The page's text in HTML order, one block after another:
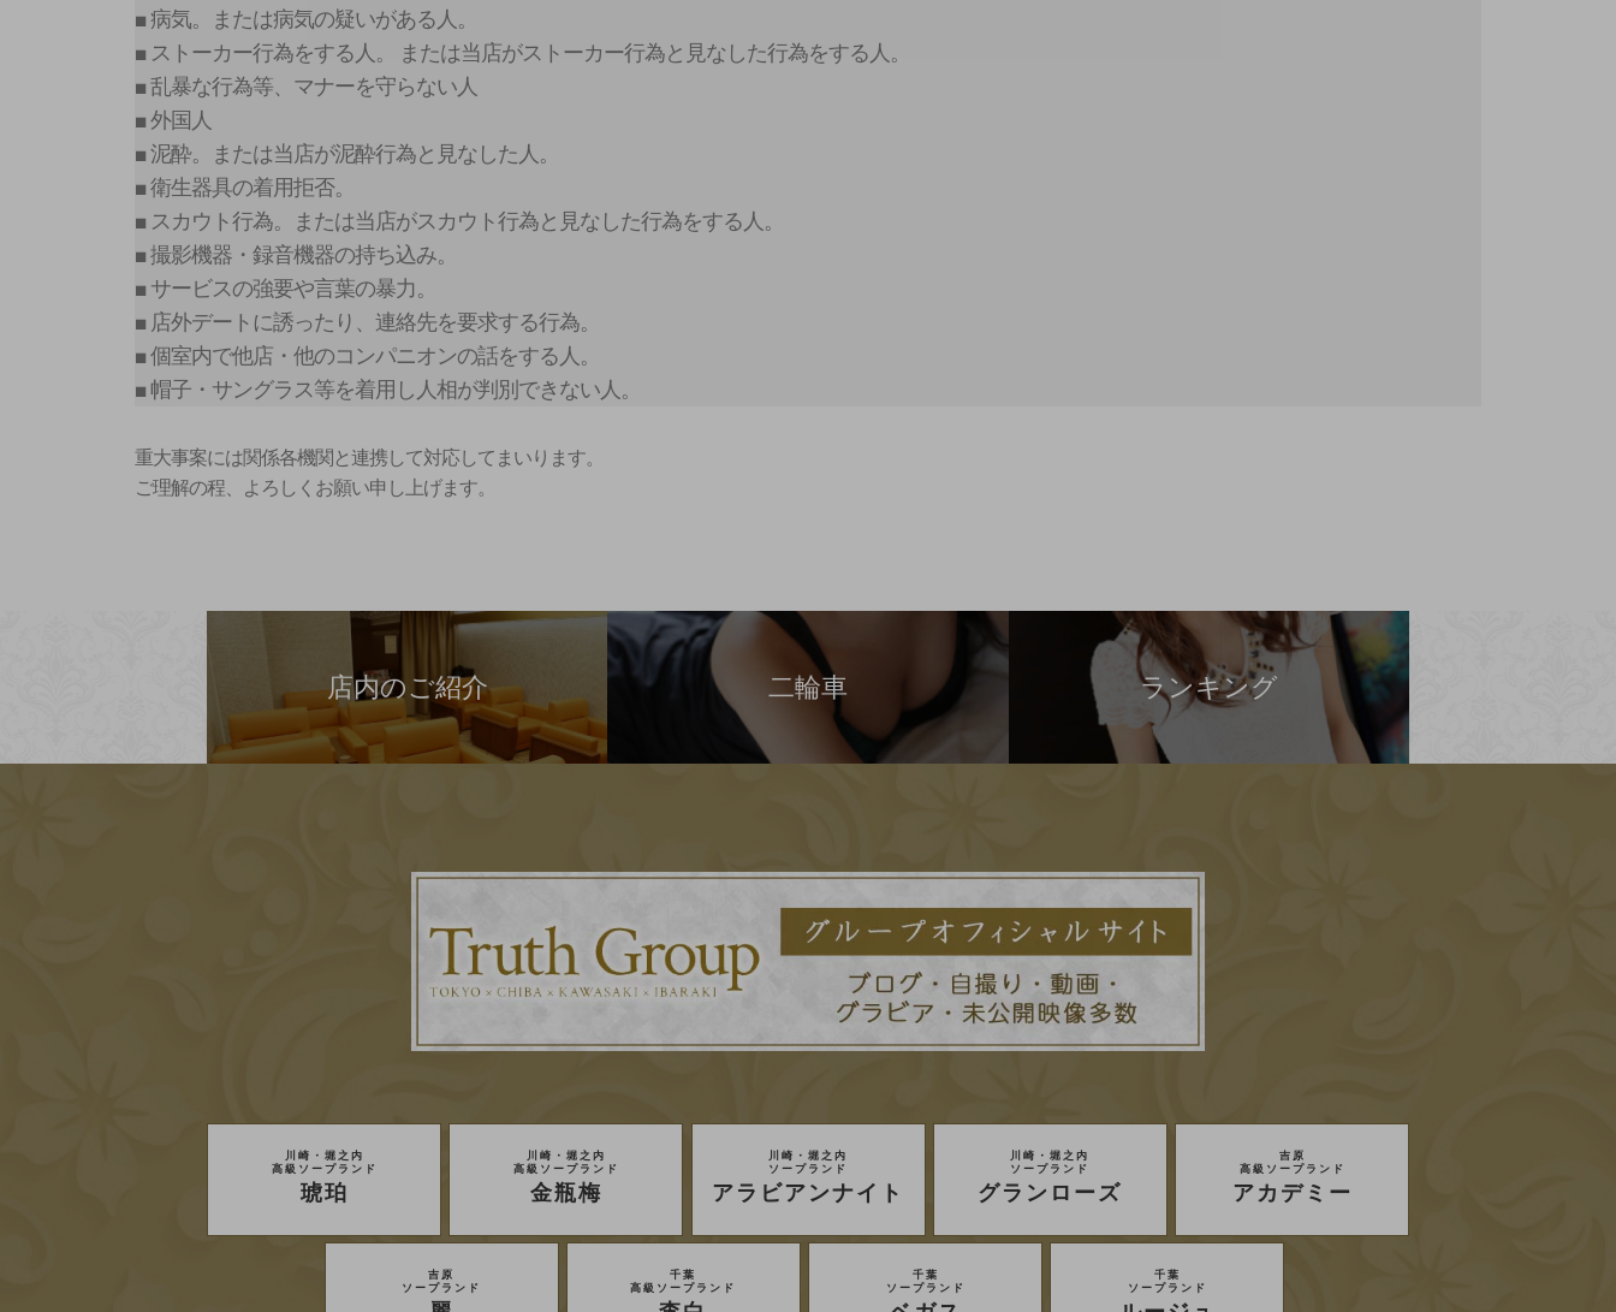
■ 病気。または病気の疑いがある人。
■ ストーカー行為をする人。 または当店がストーカー行為と見なした行為をする人。
■ 乱暴な行為等、マナーを守らない人
■ 外国人
■ 泥酔。または当店が泥酔行為と見なした人。
■ 衛生器具の着用拒否。
■ スカウト行為。または当店がスカウト行為と見なした行為をする人。
■ 撮影機器・録音機器の持ち込み。
■ サービスの強要や言葉の暴力。
■ 店外デートに誘ったり、連絡先を要求する行為。
■ 個室内で他店・他のコンパニオンの話をする人。
■ 帽子・サングラス等を着用し人相が判別できない人。
重大事案には関係各機関と連携して対応してまいります。
ご理解の程、よろしくお願い申し上げます。
店内のご紹介 二輪車 ランキング
川崎・堀之内
高級ソープランド
琥珀
川崎・堀之内
高級ソープランド
金瓶梅
川崎・堀之内
ソープランド
アラビアンナイト
川崎・堀之内
ソープランド
グランローズ
吉原
高級ソープランド
アカデミー
吉原
ソープランド
千葉
高級ソープランド
千葉
ソープランド
千葉
ソープランド